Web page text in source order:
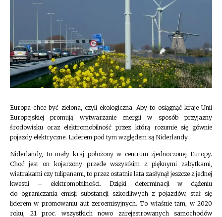
Europa chce być zielona, czyli ekologiczna. Aby to osiągnąć kraje Unii
Europejskiej promują wytwarzanie energii w sposób przyjazny
środowisku oraz elektromobilność przez którą rozumie się gównie
pojazdy elektryczne. Liderem pod tym względem są Niderlandy.
Niderlandy, to mały kraj położony w centrum zjednoczonej Europy.
Choć jest on kojarzony przede wszystkim z pięknymi zabytkami,
wiatrakami czy tulipanami, to przez ostatnie lata zasłynął jeszcze z jednej
kwestii – elektromobilności. Dzięki determinacji w dążeniu
do ograniczania emisji substancji szkodliwych z pojazdów, stał się
liderem w promowaniu aut zeroemisyjnych. To właśnie tam, w 2020
roku, 21 proc. wszystkich nowo zarejestrowanych samochodów